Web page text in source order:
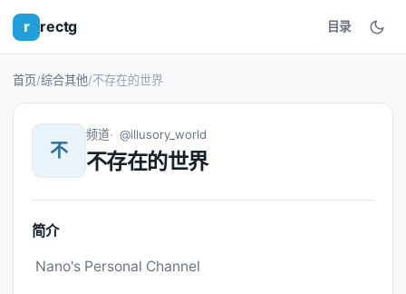
r rectg 目录
首页/综合其他/不存在的世界
不
频道 @illusory_world
不存在的世界
简介
Nano's Personal Channel